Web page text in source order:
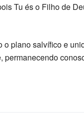
Tu és o Filho de
o plano salvífico e
permanecendo